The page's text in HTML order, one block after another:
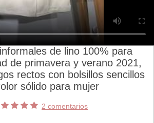
de lino 100% para
de primavera y verano 2021,
rectos con bolsillos sencillos
sólido para mujer
2 comentarios